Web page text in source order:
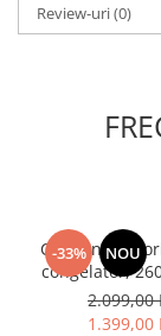
Review-uri(0)
-33% NOU
Combina
congelator,
de apa, Inox,
2.099,00
1.399,00